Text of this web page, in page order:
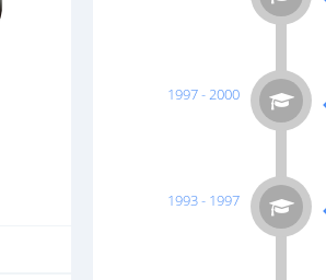
1997 - 2000
1993 - 1997